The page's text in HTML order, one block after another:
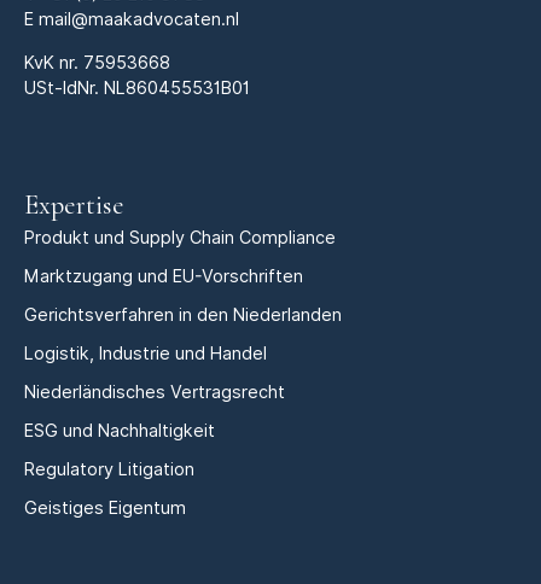
E mail@maakadvocaten.nl
KvK nr. 75953668
USt-IdNr. NL860455531B01
Expertise
Produkt und Supply Chain Compliance
Marktzugang und EU-Vorschriften
Gerichtsverfahren in den Niederlanden
Logistik, Industrie und Handel
Niederländisches Vertragsrecht
ESG und Nachhaltigkeit
Regulatory Litigation
Geistiges Eigentum